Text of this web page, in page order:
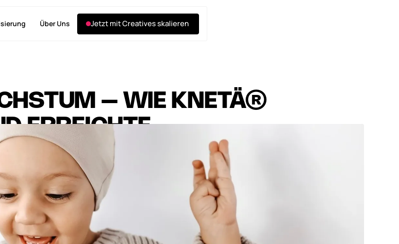
Über Uns Jetzt mit Creatives skalieren
– WIE KNETÄ®
ERREICHTE